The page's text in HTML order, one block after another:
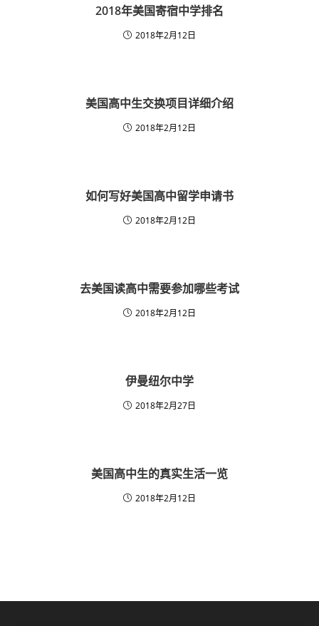
2018年美国寄宿中学排名
2018年2月12日
美国高中生交换项目详细介绍
2018年2月12日
如何写好美国高中留学申请书
2018年2月12日
去美国读高中需要参加哪些考试
2018年2月12日
伊曼纽尔中学
2018年2月27日
美国高中生的真实生活一览
2018年2月12日